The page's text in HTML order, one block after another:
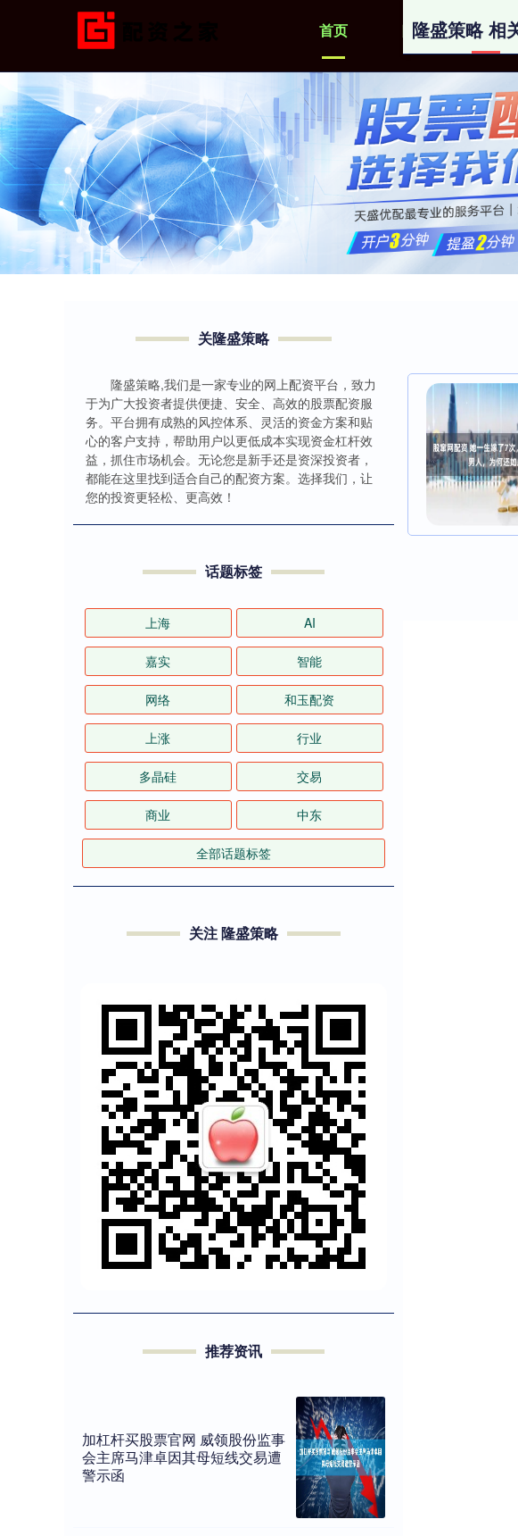
首页 隆盛策略
隆盛策略 相
关隆盛策略
隆盛策略,我们是一家专业的网上配资平台，致力
于为广大投资者提供便捷、安全、高效的股票配资服
务。平台拥有成熟的风控体系、灵活的资金方案和贴
心的客户支持，帮助用户以更低成本实现资金杠杆效
益，抓住市场机会。无论您是新手还是资深投资者，
都能在这里找到适合自己的配资方案。选择我们，让
您的投资更轻松、更高效！
话题标签
上海 AI
嘉实 智能
网络 和玉配资
上涨 行业
多晶硅 交易
商业 中东
全部话题标签
关注 隆盛策略
推荐资讯
加杠杆买股票官网 威领股份监事
会主席马津卓因其母短线交易遭
警示函